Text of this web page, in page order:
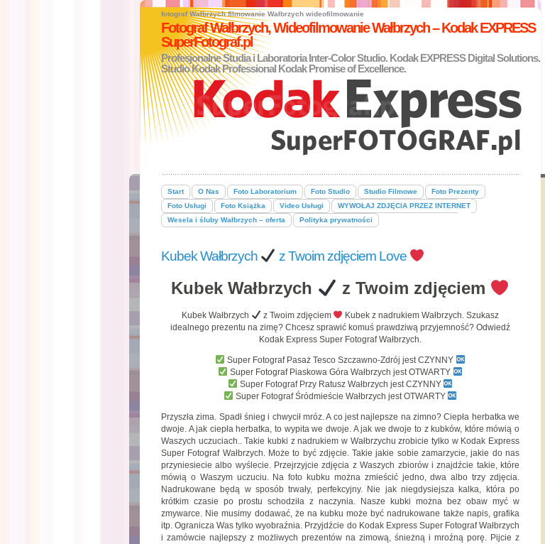
fotograf Wałbrzych filmowanie Wałbrzych wideofilmowanie
Fotograf Wałbrzych, Wideofilmowanie Wałbrzych – Kodak EXPRESS
SuperFotograf.pl
Profesjonalne Studia i Laboratoria Inter-Color Studio. Kodak EXPRESS Digital Solutions.
Studio Kodak Professional Kodak Promise of Excellence.
Start O Nas Foto Laboratorium Foto Studio Studio Filmowe
Foto Prezenty
Foto Usługi
Foto Książka Video Usługi
WYWOŁAJ ZDJĘCIA PRZEZ INTERNET
Wesela i śluby Wałbrzych – oferta
Polityka prywatności
Kubek Wałbrzych z Twoim zdjęciem Love
Kubek Wałbrzych z Twoim zdjęciem
Kubek Wałbrzych z Twoim zdjęciem
Kubek z nadrukiem Wałbrzych. Szukasz
idealnego prezentu na zimę? Chcesz sprawić komuś prawdziwą przyjemność? Odwiedź
Kodak Express Super Fotograf Wałbrzych.
Super Fotograf Pasaż Tesco Szczawno-Zdrój jest CZYNNY
Super Fotograf Piaskowa Góra Wałbrzych jest OTWARTY
Super Fotograf Przy Ratusz Wałbrzych jest CZYNNY
Super Fotograf Śródmieście Wałbrzych jest OTWARTY
Przyszła zima. Spadł śnieg i chwycił mróz. A co jest najlepsze na zimno? Ciepła herbatka we
dwoje. A jak ciepła herbatka, to wypita we dwoje. A jak we dwoje to z kubków, które mówią o
Waszych uczuciach.. Takie kubki z nadrukiem w Wałbrzychu zrobicie tylko w Kodak Express
Super Fotograf Wałbrzych. Może to być zdjęcie. Takie jakie sobie zamarzycie, jakie do nas
przyniesiecie albo wyślecie. Przejrzyjcie zdjęcia z Waszych zbiorów i znajdźcie takie, które
mówią o Waszym uczuciu. Na foto kubku można zmieścić jedno, dwa albo trzy zdjęcia.
Nadrukowane będą w sposób trwały, perfekcyjny. Nie jak niegdysiejsza kalka, która po
krótkim czasie po prostu schodziła z naczynia. Nasze kubki można bez obaw myć w
zmywarce. Nie musimy dodawać, że na kubku może być nadrukowane także napis, grafika
itp. Ogranicza Was tylko wyobraźnia. Przyjdźcie do Kodak Express Super Fotograf Wałbrzych
i zamówcie najlepszy z możliwych prezentów na zimową, śnieżną i mroźną porę. Pijcie z